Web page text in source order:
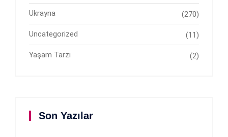
Ukrayna (270)
Uncategorized (11)
Yaşam Tarzı (2)
Son Yazılar